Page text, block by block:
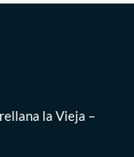
la Vieja –